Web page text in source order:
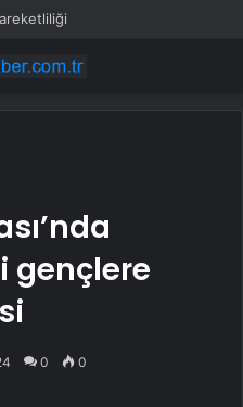
gençlere
0 0